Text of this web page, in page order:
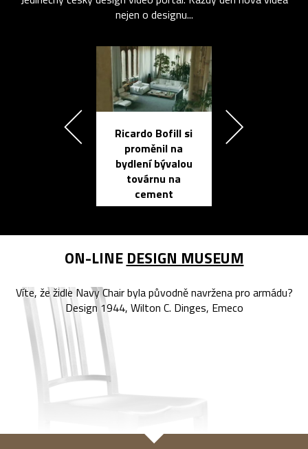
nejen o designu...
Ricardo Bofill si
proměnil na
bydlení bývalou
továrnu na
cement
ON-LINE DESIGN MUSEUM
Víte, že židle Navy Chair byla původně navržena pro armádu?
Design 1944, Wilton C. Dinges, Emeco